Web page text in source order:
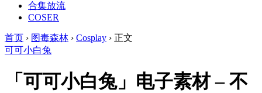
合集放流
COSER
首页 › 图毒森林 › Cosplay › 正文
可可小白兔
「可可小白兔」电子素材 – 不